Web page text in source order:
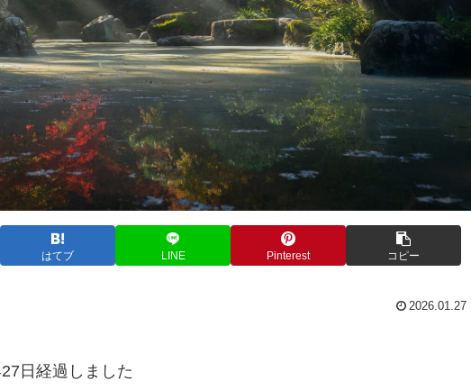
はてブ LINE Pinterest コピー
2026.01.27
日経過しました